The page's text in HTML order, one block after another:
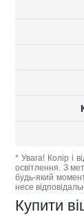
* Увага! Колір і
освітлення. З
будь-який
несе
Купити